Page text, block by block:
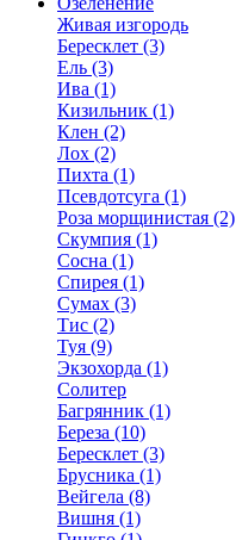
Живая изгородь
Бересклет (3)
Ель (3)
Ива (1)
Кизильник (1)
Клен (2)
Лох (2)
Пихта (1)
Псевдотсуга (1)
Роза морщинистая (2)
Скумпия (1)
Сосна (1)
Спирея (1)
Сумах (3)
Тис (2)
Туя (9)
Экзохорда (1)
Солитер
Багрянник (1)
Береза (10)
Бересклет (3)
Брусника (1)
Вейгела (8)
Вишня (1)